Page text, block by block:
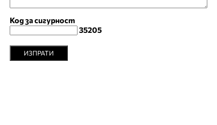
Код за сигурност
35205
ИЗПРАТИ